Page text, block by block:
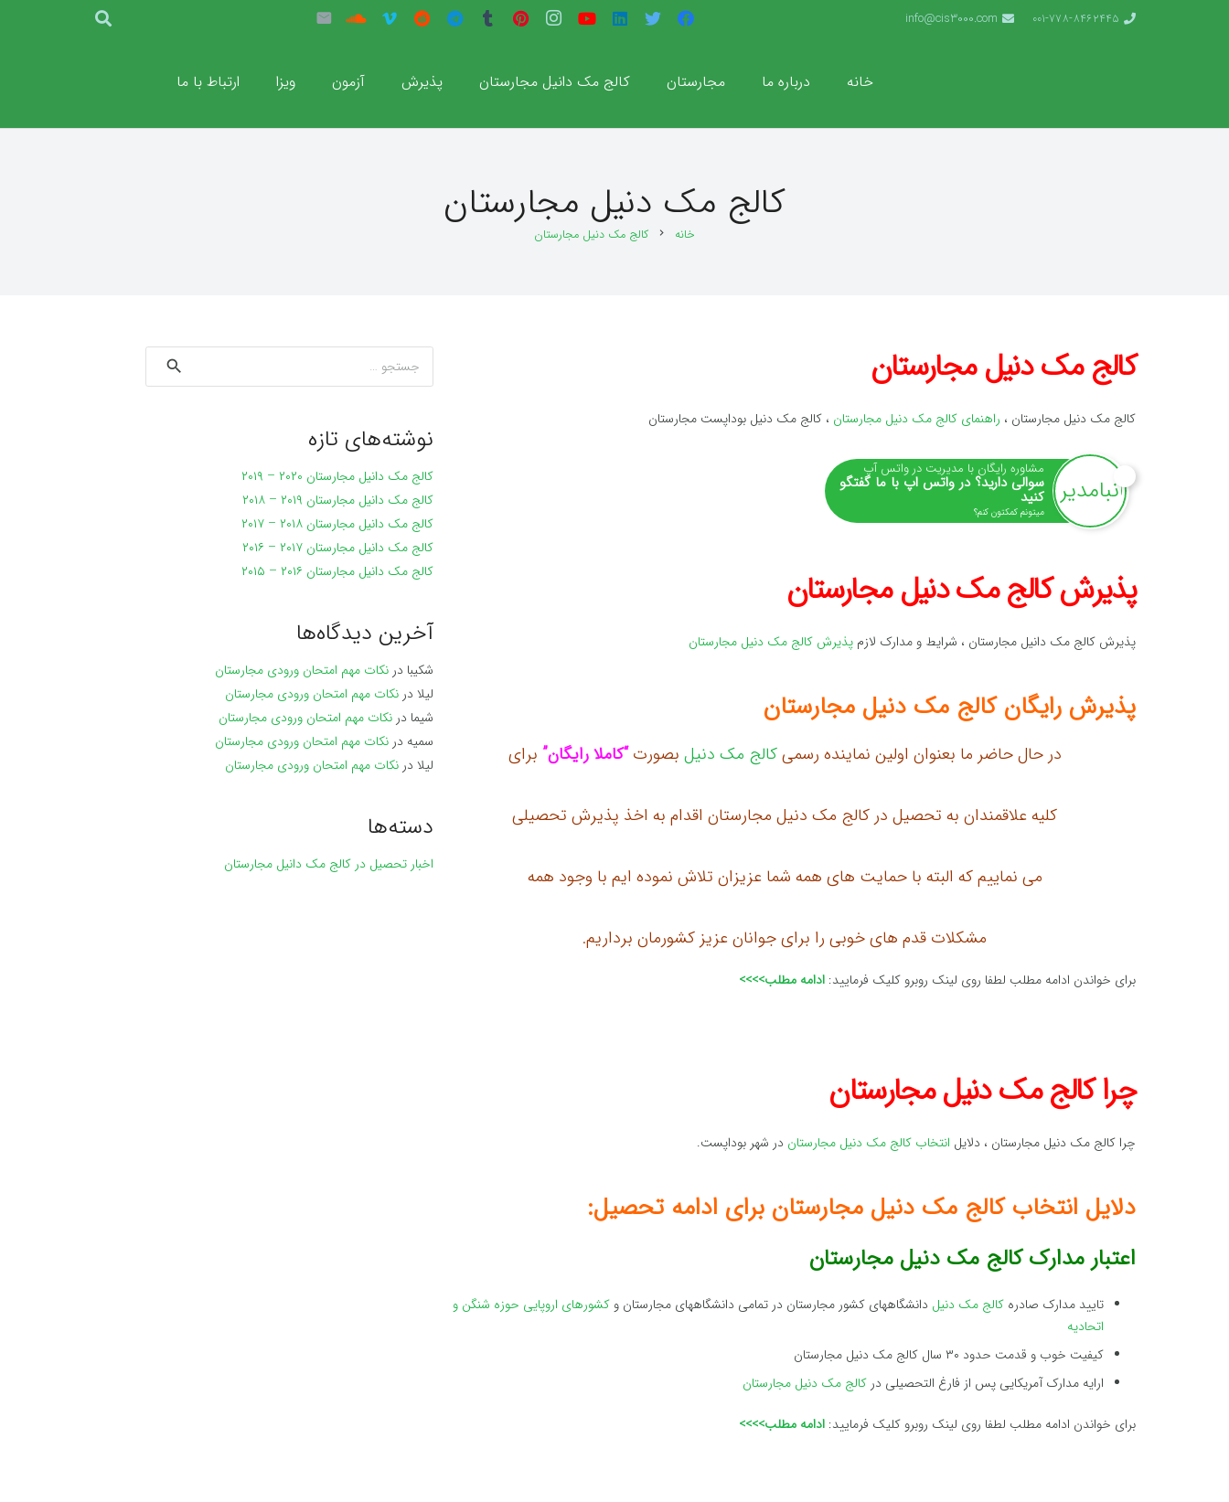
001-778-8462445
info@cis3000.com
خانه درباره ما مجارستان کالج مک دانیل مجارستان پذیرش آزمون ویزا ارتباط با ما
کالج مک دنیل مجارستان
خانه chevron_right کالج مک دنیل مجارستان
کالج مک دنیل مجارستان
کالج مک دنیل مجارستان ، راهنمای کالج مک دنیل مجارستان ، کالج مک دنیل بوداپست مجارستان
مشاوره رایگان با مدیریت در واتس آپ
سوالی دارید؟ در واتس اپ با ما گفتگو
کنید
میتونم کمکتون کنم؟
پذیرش کالج مک دنیل مجارستان
پذیرش کالج مک دانیل مجارستان ، شرایط و مدارک لازم پذیرش کالج مک دنیل مجارستان
پذیرش رایگان کالج مک دنیل مجارستان
در حال حاضر ما بعنوان اولین نماینده رسمیکالج مک دنیل بصورت“کاملا رایگان” برای
کلیه علاقمندان به تحصیل در کالج مک دنیل مجارستان اقدام به اخذ پذیرش تحصیلی
می نماییم که البته با حمایت های همه شما عزیزان تلاش نموده ایم با وجود همه
مشکلات قدم های خوبی را برای جوانان عزیز کشورمان برداریم.
برای خواندن ادامه مطلب لطفا روی لینک روبرو کلیک فرمایید: ادامه مطلب>>>>
چرا کالج مک دنیل مجارستان
چرا کالج مک دنیل مجارستان ، دلایل انتخاب کالج مک دنیل مجارستان در شهر بوداپست.
دلایل انتخاب کالج مک دنیل مجارستان برای ادامه تحصیل:
اعتبار مدارک کالج مک دنیل مجارستان
تایید مدارک صادره کالج مک دنیل دانشگاههای کشور مجارستان در تمامی دانشگاههای مجارستان و کشورهای اروپایی حوزه شنگن و
اتحادیه
کیفیت خوب و قدمت حدود ۳۰ سال کالج مک دنیل مجارستان
ارایه مدارک آمریکایی پس از فارغ التحصیلی در کالج مک دنیل مجارستان
برای خواندن ادامه مطلب لطفا روی لینک روبرو کلیک فرمایید: ادامه مطلب>>>>
برای:
نوشته‌های تازه
کالج مک دانیل مجارستان ۲۰۲۰ – ۲۰۱۹
کالج مک دانیل مجارستان ۲۰۱۹ – ۲۰۱۸
کالج مک دانیل مجارستان ۲۰۱۸ – ۲۰۱۷
کالج مک دانیل مجارستان ۲۰۱۷ – ۲۰۱۶
کالج مک دانیل مجارستان ۲۰۱۶ – ۲۰۱۵
آخرین دیدگاه‌ها
شکیبا در نکات مهم امتحان ورودی مجارستان
لیلادر نکات مهم امتحان ورودی مجارستان
شیما در نکات مهم امتحان ورودی مجارستان
سمیه در نکات مهم امتحان ورودی مجارستان
لیلادر نکات مهم امتحان ورودی مجارستان
دسته‌ها
اخبار تحصیل در کالج مک دانیل مجارستان